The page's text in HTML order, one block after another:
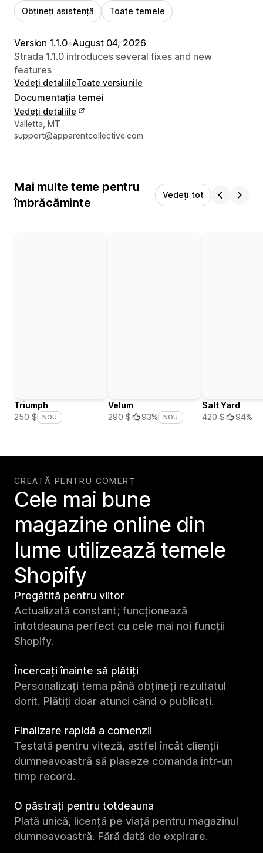
Obțineți asistență Toate temele
Version 1.1.0•August 04, 2026
Strada 1.1.0 introduces several fixes and new
features
Vedeți detaliileToate versiunile
Documentația temei
Vedeți detaliile
Detaliile de contact ale designerului
Valletta, MT
support@apparentcollective.com
Mai multe teme pentru
îmbrăcăminte
Vedeți tot
Triumph
250 $
NOU
Velum
290 $
93% NOU
Salt Yard
420 $
94%
CREATĂ PENTRU COMERȚ
Cele mai bune
magazine online din
lume utilizează temele
Shopify
Pregătită pentru viitor
Actualizată constant; funcționează
întotdeauna perfect cu cele mai noi funcții
Shopify.
Încercați înainte să plătiți
Personalizați tema până obțineți rezultatul
dorit. Plătiți doar atunci când o publicați.
Finalizare rapidă a comenzii
Testată pentru viteză, astfel încât clienții
dumneavoastră să plaseze comanda într-un
timp record.
O păstrați pentru totdeauna
Plată unică, licență pe viață pentru magazinul
dumneavoastră. Fără dată de expirare.